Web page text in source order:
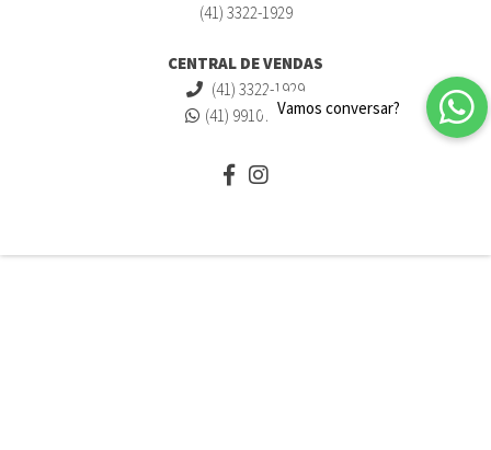
(41) 3322-1929
CENTRAL DE VENDAS
(41) 3322-1929
(41) 99107-6483